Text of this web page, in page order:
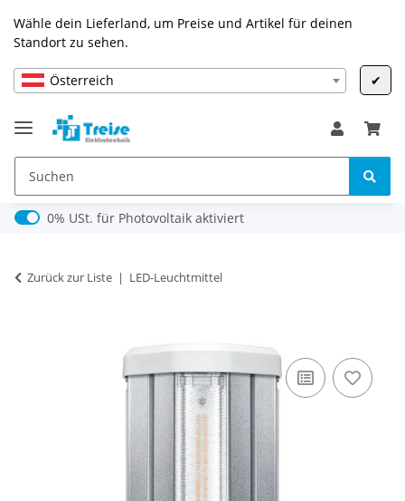
Wähle dein Lieferland, um Preise und Artikel für deinen
Standort zu sehen.
Österreich ✔
0% USt. für Photovoltaik (§ 12 Abs. 3 UStG)
0% USt. für Photovoltaik aktiviert
Zurück zur Liste LED-Leuchtmittel